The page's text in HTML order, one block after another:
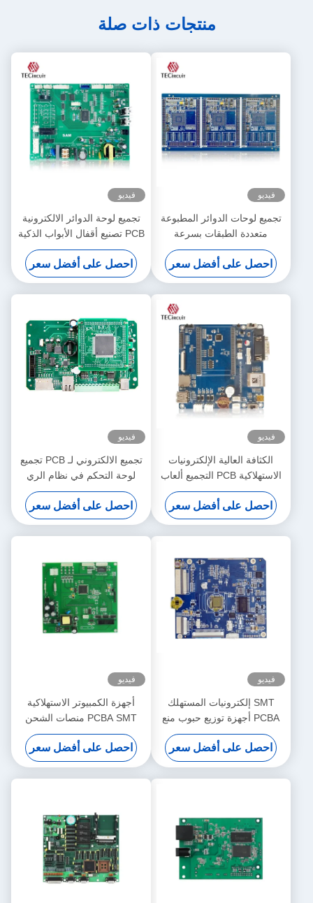
منتجات ذات صلة
فيديو
تجميع لوحات الدوائر المطبوعة
متعددة الطبقات بسرعة
للخدمات الإلكترونية الاستهلاكية
لتجميع لوحات الدوائر المطبوعة
احصل على أفضل سعر
فيديو
تجميع لوحة الدوائر الالكترونية
PCB تصنيع أقفال الأبواب الذكية
PCBA
احصل على أفضل سعر
فيديو
الكثافة العالية الإلكترونيات
الاستهلاكية PCB التجميع ألعاب
أجهزة التحكم
احصل على أفضل سعر
فيديو
تجميع الالكتروني لـ PCB تجميع
لوحة التحكم في نظام الري
بالتنقيط PCBA
احصل على أفضل سعر
فيديو
SMT إلكترونيات المستهلك
PCBA أجهزة توزيع حبوب منع
الحمل الذكية طابعة الطاقة
المطبوعة
احصل على أفضل سعر
فيديو
أجهزة الكمبيوتر الاستهلاكية
PCBA SMT منصات الشحن
اللاسلكية PCB تصنيع وتجميع
احصل على أفضل سعر